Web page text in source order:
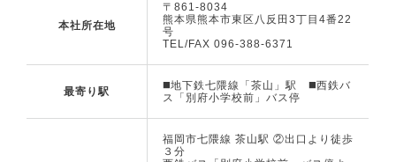
本社所在地
〒861-8034
熊本県熊本市東区八反田3丁目4番22
号
TEL/FAX 096-388-6371
最寄り駅
◼️地下鉄七隈線「茶山」駅 ◼️西鉄バ
ス「別府小学校前」バス停
福岡市七隈線 茶山駅 ②出口より徒歩
３分